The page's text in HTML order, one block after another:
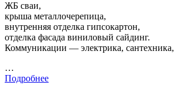
ЖБ сваи,
крыша металлочерепица,
внутренняя отделка гипсокартон,
отделка фасада виниловый сайдинг.
Коммуникации — электрика, сантехника,
…
Подробнее